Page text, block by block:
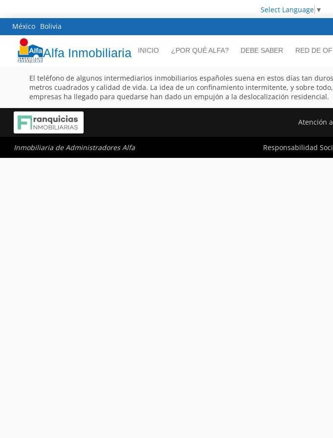
Select Language ▼
México Bolivia
Alfa Inmobiliaria INICIO ¿POR QUÉ ALFA? DEBE SABER RED DE
El teléfono de algunos intermediarios inmobiliarios españoles suena en estos días tan
metros cuadrados y calidad de vida. La idea de un confinamiento intermitente, y sobre
empresas ha llegado para quedarse han dado un empujón a la deslocalización residencial.
Atención
Inmobiliaria de Administradores Alfa Responsabilidad